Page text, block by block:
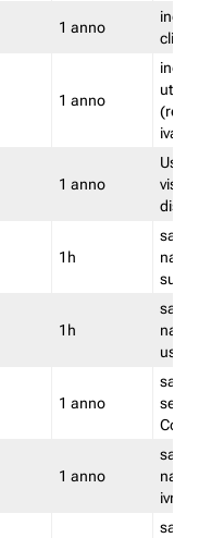
1 anno
1 anno
iva/
1 anno
1h
salva
su
1h
salva
1 anno
salva
Convy
1 anno
salva
ivr
salva